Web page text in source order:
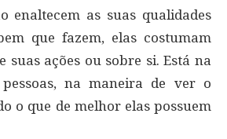
enaltecem as suas qualidades
que fazem, elas costumam
suas ações ou sobre si. Está na
pessoas, na maneira de ver o
o que de melhor elas possuem